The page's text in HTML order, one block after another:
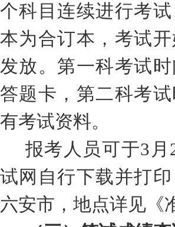
个科目连续进行考
本为合订本，考试
发放。第一科考试
答题卡，第二科考
有考试资料。
报考人员可于3 月
试网自行下载并打
六安市，地点详见《